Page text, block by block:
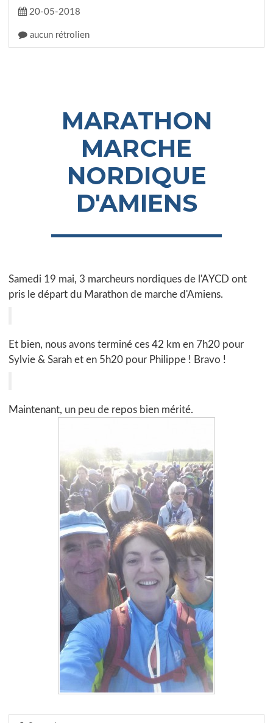
20-05-2018
aucun rétrolien
MARATHON
MARCHE
NORDIQUE
D'AMIENS
Samedi 19 mai, 3 marcheurs nordiques de l'AYCD ont
pris le départ du Marathon de marche d'Amiens.
Et bien, nous avons terminé ces 42 km en 7h20 pour
Sylvie & Sarah et en 5h20 pour Philippe ! Bravo !
Maintenant, un peu de repos bien mérité.